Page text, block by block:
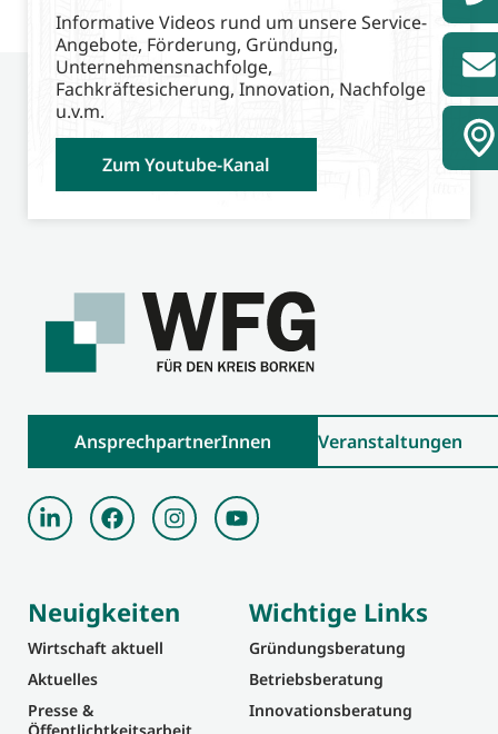
Informative Videos rund um unsere Service-
Angebote, Förderung, Gründung,
Unternehmensnachfolge,
Fachkräftesicherung, Innovation, Nachfolge
u.v.m.
Zum Youtube-Kanal
AnsprechpartnerInnen Veranstaltungen
Neuigkeiten
Wirtschaft aktuell
Aktuelles
Presse &
Wichtige Links
Gründungsberatung
Betriebsberatung
Innovationsberatung